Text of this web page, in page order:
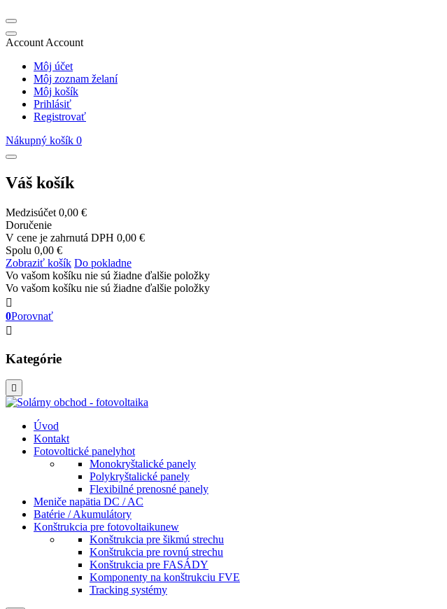
Account Account
Môj účet
Môj zoznam želaní
Môj košík
Prihlásiť
Registrovať
Nákupný košík 0
Váš košík
Medzisúčet 0,00 €
Doručenie
V cene je zahrnutá DPH 0,00 €
Spolu 0,00 €
Zobraziť košík Do pokladne
Vo vašom košíku nie sú žiadne ďalšie položky
Vo vašom košíku nie sú žiadne ďalšie položky

0Porovnať

Kategórie

Úvod
Kontakt
Fotovoltické panelyhot
Monokryštalické panely
Polykryštalické panely
Flexibilné prenosné panely
Meniče napätia DC / AC
Batérie / Akumulátory
Konštrukcia pre fotovoltaikunew
Konštrukcia pre šikmú strechu
Konštrukcia pre rovnú strechu
Konštrukcia pre FASÁDY
Komponenty na konštrukciu FVE
Tracking systémy